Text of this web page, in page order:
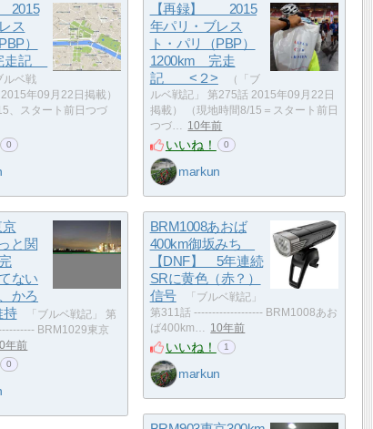
2015
ス
）
走記
ルベ戦
年09月22日掲載）
、スタート前日つづ
0
【再録】 2015
年パリ・ブレス
ト・パリ（PBP）
1200km 完走
記 <２>
（「ブ
ルベ戦記」 第275話 2015年09月22日
掲載） （現地時間8/15＝スタート前日
つづ… 10年前
いいね！ 0
markun
京
と関
ない
かろ
持
「ブルベ戦記」 第
BRM1029東京
年前
0
BRM1008あおば
400km御坂みち
【DNF】 5年連続
SRに黄色（赤？）
信号
「ブルベ戦記」
第311話 ------------------- BRM1008あお
ば400km… 10年前
いいね！ 1
markun